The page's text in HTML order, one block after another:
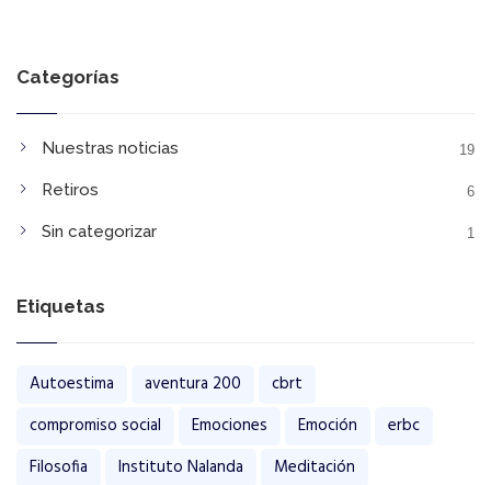
Categorías
Nuestras noticias 19
Retiros 6
Sin categorizar 1
Etiquetas
Autoestima aventura 200
cbrt
compromiso social
Emociones Emoción
erbc
Filosofia
Instituto Nalanda
Meditación